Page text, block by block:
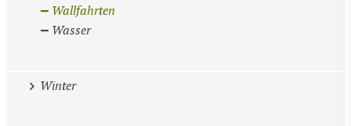
Wallfahrten
Wasser
Winter